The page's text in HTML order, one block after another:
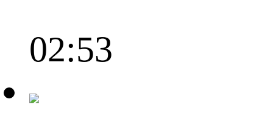
02:53